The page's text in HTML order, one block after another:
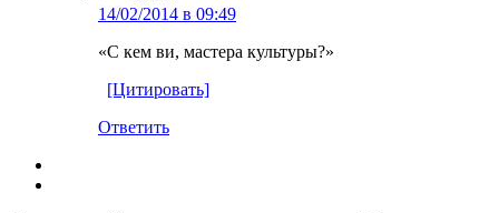
14/02/2014 в 09:49
«С кем ви, мастера культуры?»
[Цитировать]
Ответить